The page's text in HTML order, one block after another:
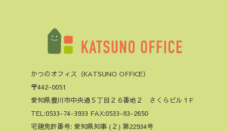
かつのオフィス（KATSUNO OFFICE）
〒442-0051
愛知県豊川市中央通５丁目２６番地２ さくらビル１F
TEL:0533-74-3933 FAX:0533-83-2650
宅建免許番号: 愛知県知事 (２) 第22934号